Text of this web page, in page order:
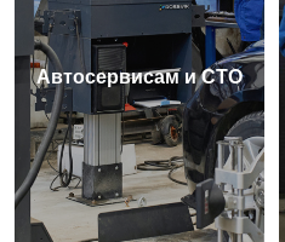
Автосервисам и СТО